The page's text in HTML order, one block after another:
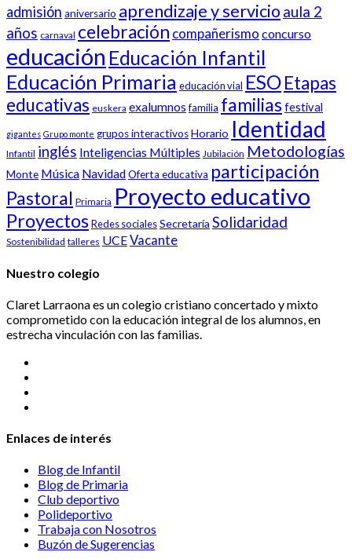
admisión aniversario aprendizaje y servicio aula 2
años carnaval celebración compañerismo concurso
educación Educación Infantil
Educación Primaria educación vial ESOEtapas
educativas euskera exalumnos familia familiasfestival
gigantes Grupo monte grupos interactivosHorario Identidad
Infantil inglés Inteligencias Múltiples Jubilación Metodologías
Monte Música NavidadOferta educativa participación
Pastoral Primaria Proyecto educativo
ProyectosRedes socialesSecretaría Solidaridad
Sostenibilidad talleres UCEVacante
Nuestro colegio
Claret Larraona es un colegio cristiano concertado y mixto
comprometido con la educación integral de los alumnos, en
estrecha vinculación con las familias.
Enlaces de interés
Blog de Infantil
Blog de Primaria
Club deportivo
Polideportivo
Trabaja con Nosotros
Buzón de Sugerencias